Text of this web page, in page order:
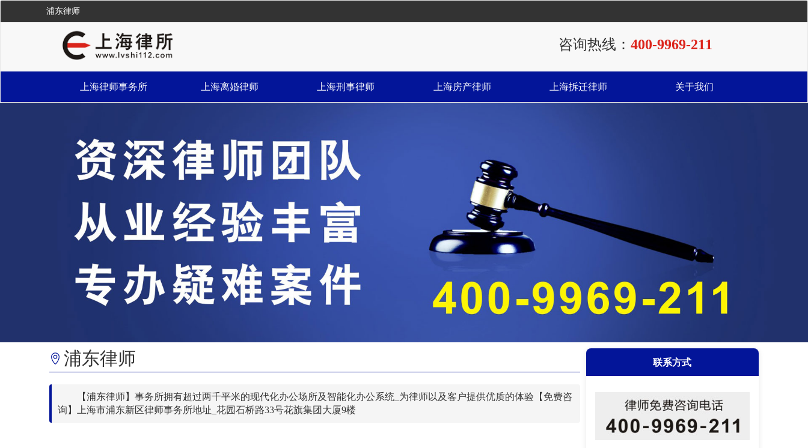
浦东律师
咨询热线： 400-9969-211
上海律师事务所 上海离婚律师 上海刑事律师 上海房产律师 上海拆迁律师 关于我们
浦东律师
【浦东律师】事务所拥有超过两千平米的现代化办公场所及智能化办公系统_为律师以及客户提供优质的体验【免费咨
询】上海市浦东新区律师事务所地址_花园石桥路33号花旗集团大厦9楼
联系方式